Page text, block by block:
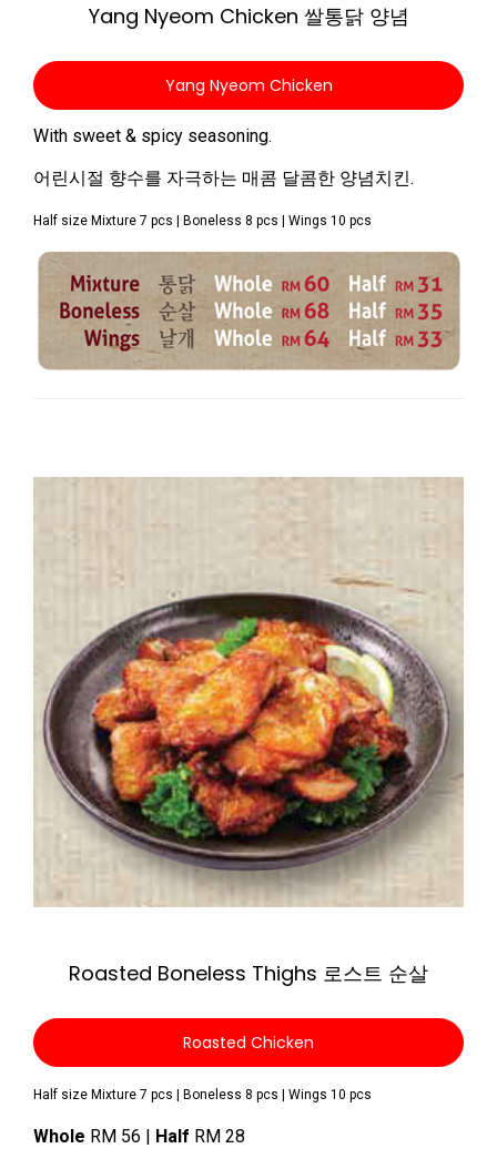
Yang Nyeom Chicken 쌀통닭 양념
Yang Nyeom Chicken
With sweet & spicy seasoning.
어린시절 향수를 자극하는 매콤 달콤한 양념치킨.
Half size Mixture 7 pcs | Boneless 8 pcs | Wings 10 pcs
Roasted Boneless Thighs 로스트 순살
Roasted Chicken
Half size Mixture 7 pcs | Boneless 8 pcs | Wings 10 pcs
Whole RM 56 | Half RM 28